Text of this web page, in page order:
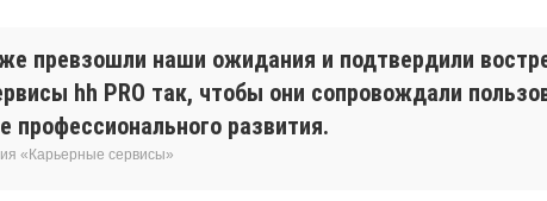
превзошли наши ожидания и подтвердили
hh PRO так, чтобы они сопровождали
развития.
«Карьерные сервисы»